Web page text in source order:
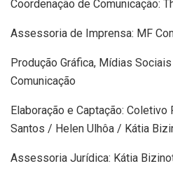
Coordenação de Comunicação:
Assessoria de Imprensa: MF
Produção Gráfica, Mídias
Comunicação
Elaboração e Captação:
Santos / Helen Ulhôa / Kátia
Assessoria Jurídica: Kátia